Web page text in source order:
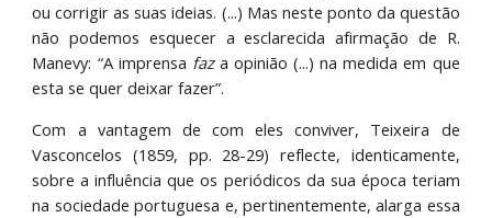
ou corrigir as suas ideias. (...) Mas neste ponto da questão
não podemos esquecer a esclarecida afirmação de R.
Manevy: “A imprensa faz a opinião (...) na medida em que
esta se quer deixar fazer”.
Com a vantagem de com eles conviver, Teixeira de
Vasconcelos (1859, pp. 28-29) reflecte, identicamente,
sobre a influência que os periódicos da sua época teriam
na sociedade portuguesa e, pertinentemente, alarga essa